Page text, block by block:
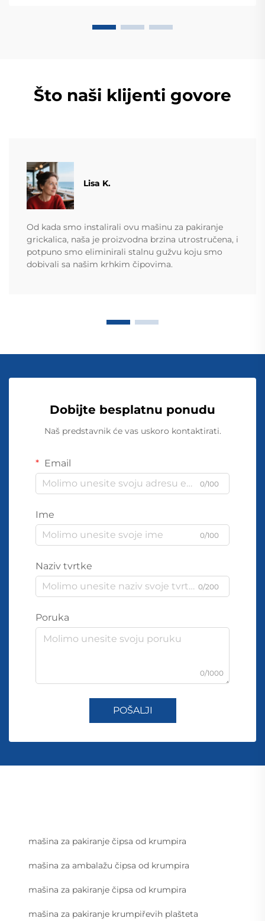
Što naši klijenti govore
​​Lisa K.
Od kada smo instalirali ovu mašinu za pakiranje
grickalica, naša je proizvodna brzina utrostručena, i
potpuno smo eliminirali stalnu gužvu koju smo
dobivali sa našim krhkim čipovima.
Dobijte besplatnu ponudu
Naš predstavnik će vas uskoro kontaktirati.
Email
0/100
Ime
0/100
Naziv tvrtke
0/200
Poruka
0/1000
POŠALJI
mašina za pakiranje čipsa od krumpira
mašina za ambalažu čipsa od krumpira
mašina za pakiranje čipsa od krumpira
mašina za pakiranje krumpiřevih plašteta